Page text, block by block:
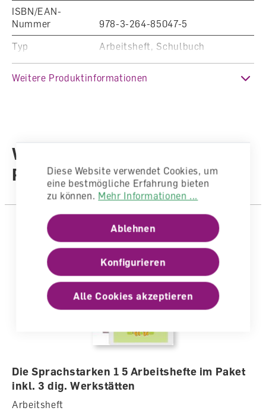
ISBN/EAN-
Nummer
978-3-264-85047-5
Typ
Arbeitsheft, Schulbuch
Weitere Produktinformationen
Weitere Produkte aus der
Reihe
Die Sprachstarken 1 5 Arbeitshefte im Paket
inkl. 3 dig. Werkstätten
Arbeitsheft
Diese Website verwendet Cookies, um
eine bestmögliche Erfahrung bieten
zu können. Mehr Informationen ...
Ablehnen
Konfigurieren
Alle Cookies akzeptieren